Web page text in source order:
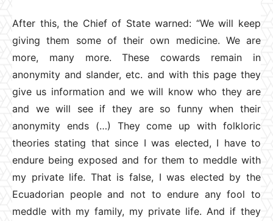
After this, the Chief of State warned: “We will keep
giving them some of their own medicine. We are
more, many more. These cowards remain in
anonymity and slander, etc. and with this page they
give us information and we will know who they are
and we will see if they are so funny when their
anonymity ends (…) They come up with folkloric
theories stating that since I was elected, I have to
endure being exposed and for them to meddle with
my private life. That is false, I was elected by the
Ecuadorian people and not to endure any fool to
meddle with my family, my private life. And if they